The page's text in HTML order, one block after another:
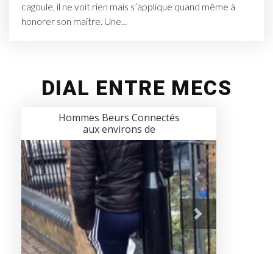
cagoule, il ne voit rien mais s’applique quand même à
honorer son maitre. Une...
DIAL ENTRE MECS